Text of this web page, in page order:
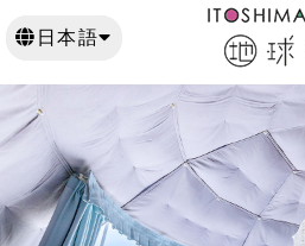
日本語
English
한국어
日本語
English
한국어